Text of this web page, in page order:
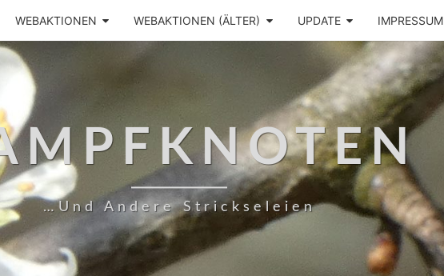
WEBAKTIONEN WEBAKTIONEN (ÄLTER) UPDATE IMPRESSUM
…und Andere Strickseleien